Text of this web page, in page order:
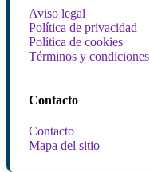
Aviso legal
Política de privacidad
Política de cookies
Términos y condiciones
Contacto
Contacto
Mapa del sitio